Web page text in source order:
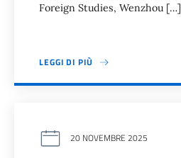
Foreign Studies, Wenzhou […]
LEGGI DI PIÙ
20 NOVEMBRE 2025